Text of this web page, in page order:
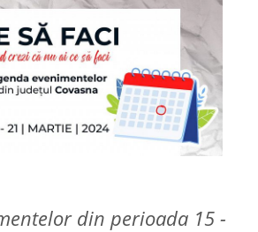
din perioada 15 -